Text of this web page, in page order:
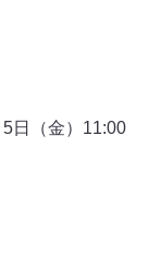
日（金）11:00